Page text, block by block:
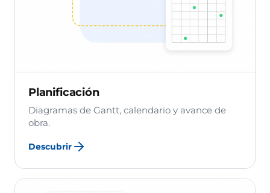
Planificación
Diagramas de Gantt, calendario y avance de
obra.
Descubrir